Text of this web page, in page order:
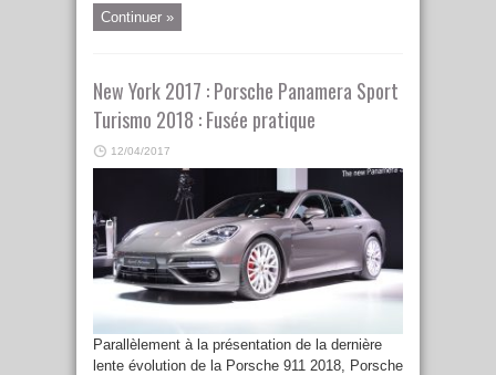
Continuer »
New York 2017 : Porsche Panamera Sport
Turismo 2018 : Fusée pratique
12/04/2017
Parallèlement à la présentation de la dernière
lente évolution de la Porsche 911 2018, Porsche